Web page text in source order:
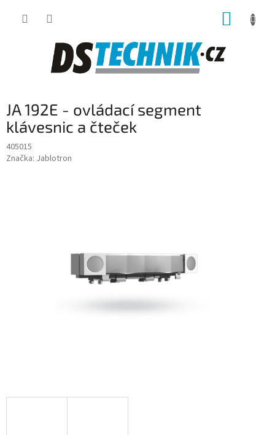
JA 192E - ovládací segment
klávesnic a čteček
405015
Značka: Jablotron